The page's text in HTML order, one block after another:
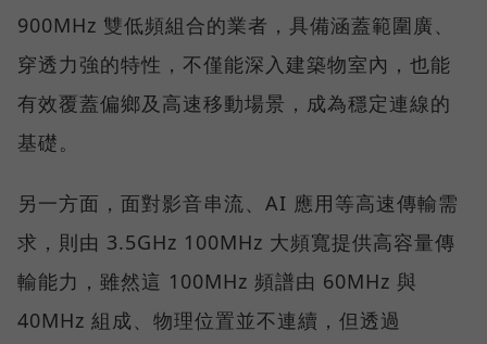
900MHz 雙低頻組合的業者，具備涵蓋範圍廣、
穿透力強的特性，不僅能深入建築物室內，也能
有效覆蓋偏鄉及高速移動場景，成為穩定連線的
基礎。
另一方面，面對影音串流、AI 應用等高速傳輸需
求，則由 3.5GHz 100MHz 大頻寬提供高容量傳
輸能力，雖然這 100MHz 頻譜由 60MHz 與
40MHz 組成、物理位置並不連續，但透過